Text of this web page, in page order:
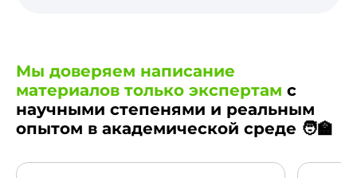
Мы доверяем написание
материалов только экспертам с
научными степенями и реальным
опытом в академической среде 🧑‍🏫